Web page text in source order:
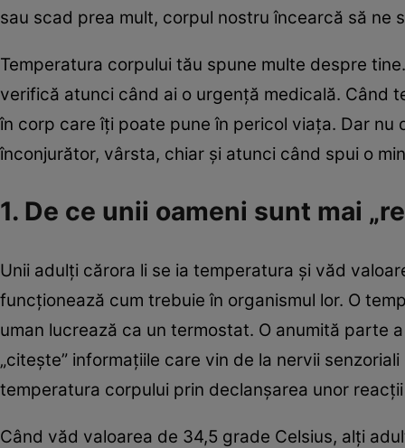
sau scad prea mult, corpul nostru încearcă să ne
Temperatura corpului tău spune multe despre
verifică atunci când ai o urgenţă medicală. Când
în corp care îţi poate pune în pericol viaţa. Dar
înconjurător, vârsta, chiar şi atunci când spui o
1. De ce unii oameni sunt mai
Unii adulţi cărora li se ia temperatura şi văd
funcţionează cum trebuie în organismul lor. O
uman lucrează ca un termostat. O anumită parte
„citeşte” informaţiile care vin de la nervii
temperatura corpului prin declanşarea unor
Când văd valoarea de 34,5 grade Celsius, alţi